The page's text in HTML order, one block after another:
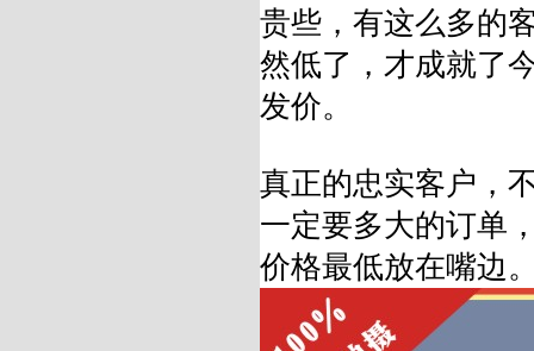
贵些，有这么多的
然低了，才成就了
发价。
真正的忠实客户，
一定要多大的订单
价格最低放在嘴边